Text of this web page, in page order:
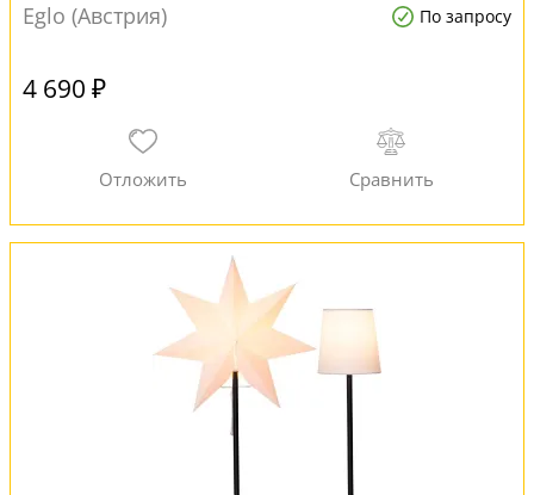
Eglo (Австрия) По запросу
4 690 ₽